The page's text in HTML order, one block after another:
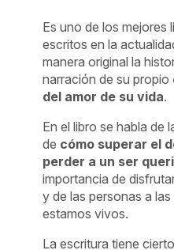
Es uno de los mejores
escritos en la
manera original la
narración de su propio
del amor de su vida.
En el libro se habla de
de cómo superar el
perder a un ser
importancia de
y de las personas a
estamos vivos.
La escritura tiene